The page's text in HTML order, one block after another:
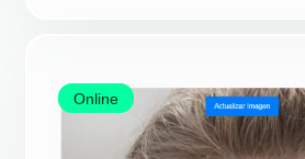
Online
Online